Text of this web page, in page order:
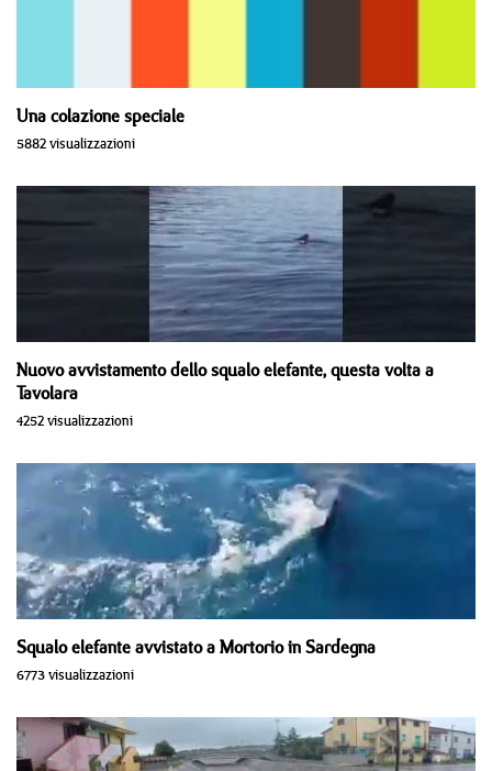
Una colazione speciale
5882 visualizzazioni
Nuovo avvistamento dello squalo elefante, questa volta a
Tavolara
4252 visualizzazioni
Squalo elefante avvistato a Mortorio in Sardegna
6773 visualizzazioni